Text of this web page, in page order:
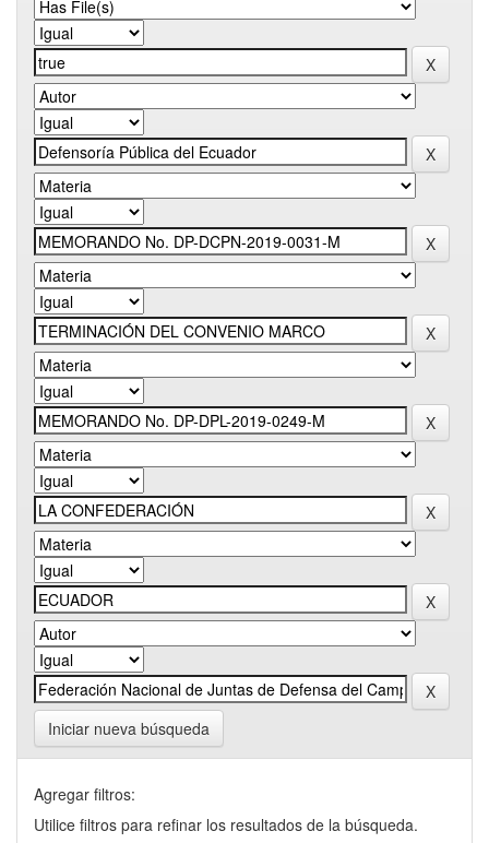
Iniciar nueva búsqueda
Agregar filtros:
Utilice filtros para refinar los resultados de la búsqueda.